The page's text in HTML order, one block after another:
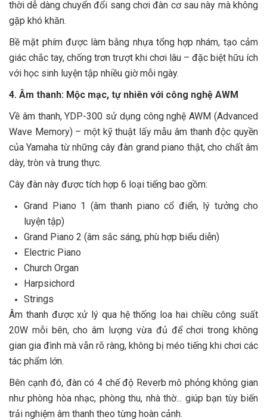
thời dễ dàng chuyển đổi sang chơi đàn cơ sau này mà không
gặp khó khăn.
Bề mặt phím được làm bằng nhựa tổng hợp nhám, tạo cảm
giác chắc tay, chống trơn trượt khi chơi lâu – đặc biệt hữu ích
với học sinh luyện tập nhiều giờ mỗi ngày.
4. Âm thanh: Mộc mạc, tự nhiên với công nghệ AWM
Về âm thanh, YDP-300 sử dụng công nghệ AWM (Advanced
Wave Memory) – một kỹ thuật lấy mẫu âm thanh độc quyền
của Yamaha từ những cây đàn grand piano thật, cho chất âm
dày, tròn và trung thực.
Cây đàn này được tích hợp 6 loại tiếng bao gồm:
Grand Piano 1 (âm thanh piano cổ điển, lý tưởng cho
luyện tập)
Grand Piano 2 (âm sắc sáng, phù hợp biểu diễn)
Electric Piano
Church Organ
Harpsichord
Strings
Âm thanh được xử lý qua hệ thống loa hai chiều công suất
20W mỗi bên, cho âm lượng vừa đủ để chơi trong không
gian gia đình mà vẫn rõ ràng, không bị méo tiếng khi chơi các
tác phẩm lớn.
Bên cạnh đó, đàn có 4 chế độ Reverb mô phỏng không gian
như phòng hòa nhạc, phòng thu, nhà thờ... giúp bạn tùy biến
trải nghiệm âm thanh theo từng hoàn cảnh.